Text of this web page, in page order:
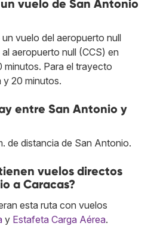
vuelo de San Antonio
vuelo del aeropuerto null
aeropuerto null (CCS) en
minutos. Para el trayecto
y 20 minutos.
entre San Antonio y
de distancia de San Antonio.
vuelos directos
a Caracas?
esta ruta con vuelos
y Estafeta Carga Aérea.